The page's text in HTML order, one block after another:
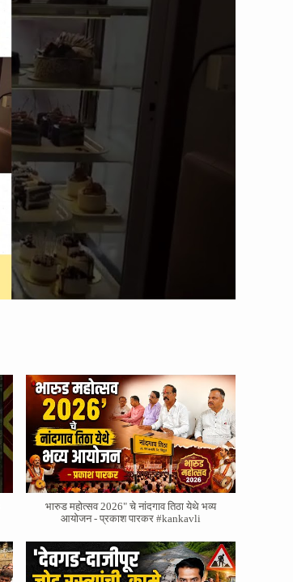
भारुड महोत्सव 2026" चे नांदगाव तिठा येथे भव्य
आयोजन - प्रकाश पारकर #kankavli